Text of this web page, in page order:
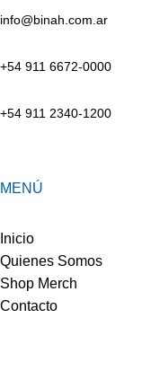
info@binah.com.ar
+54 911 6672-0000
+54 911 2340-1200
MENÚ
Inicio
Quienes Somos
Shop Merch
Contacto